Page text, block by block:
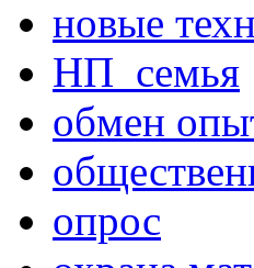
новые
НП_семья
обмен
опрос